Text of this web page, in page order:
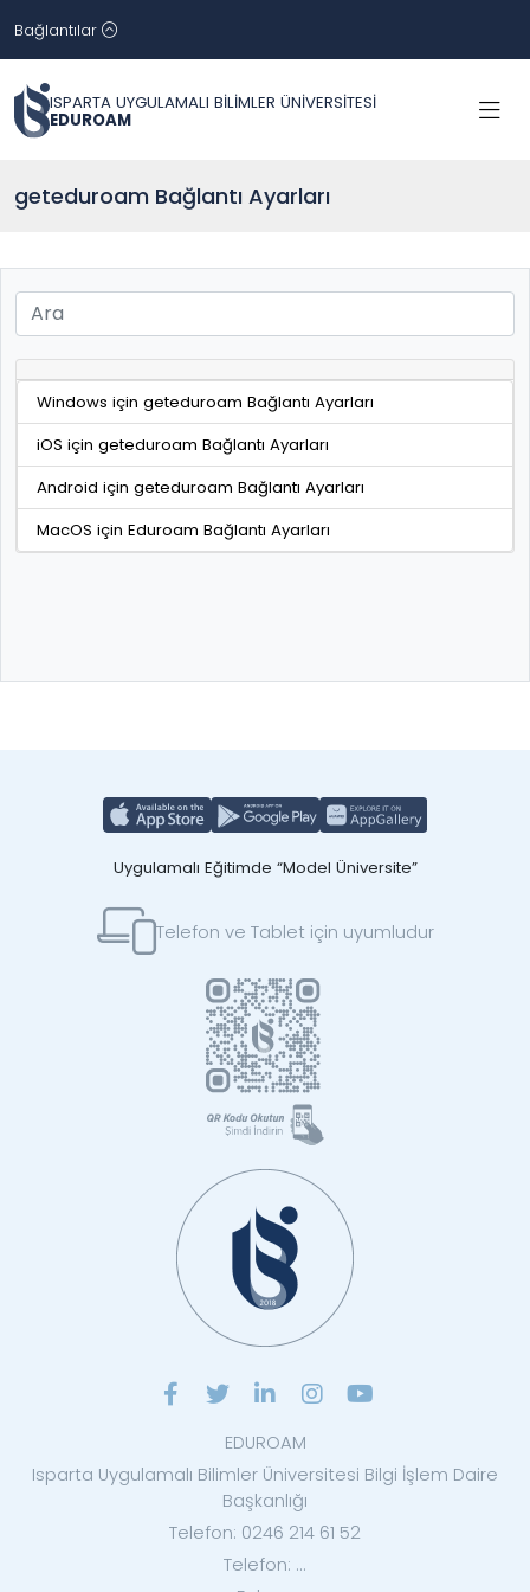
Bağlantılar
ISPARTA UYGULAMALI BİLİMLER ÜNİVERSİTESİ
EDUROAM
geteduroam Bağlantı Ayarları
Windows için geteduroam Bağlantı Ayarları
iOS için geteduroam Bağlantı Ayarları
Android için geteduroam Bağlantı Ayarları
MacOS için Eduroam Bağlantı Ayarları
Uygulamalı Eğitimde “Model Üniversite”
Telefon ve Tablet için uyumludur
EDUROAM
Isparta Uygulamalı Bilimler Üniversitesi Bilgi İşlem Daire
Başkanlığı
Telefon: 0246 214 61 52
Telefon: ...